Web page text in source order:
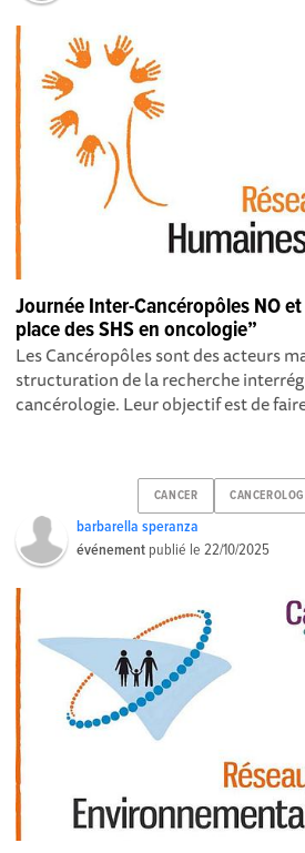
Journée Inter-Cancéropôles NO et
place des SHS en oncologie”
Les Cancéropôles sont des acteurs
structuration de la recherche
cancérologie. Leur objectif est de
CANCER
barbarella speranza
événement publié le22/10/2025